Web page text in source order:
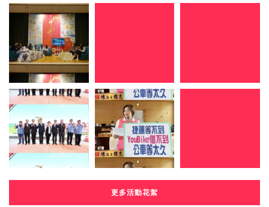
更多活動花絮